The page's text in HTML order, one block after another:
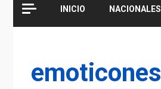
INICIO NACIONALES
emoticones